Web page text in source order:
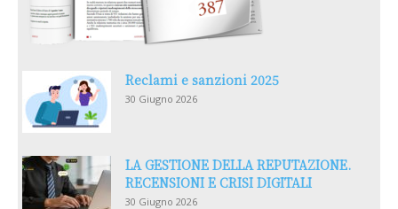
Reclami e sanzioni 2025
30 Giugno 2026
LA GESTIONE DELLA REPUTAZIONE.
RECENSIONI E CRISI DIGITALI
30 Giugno 2026